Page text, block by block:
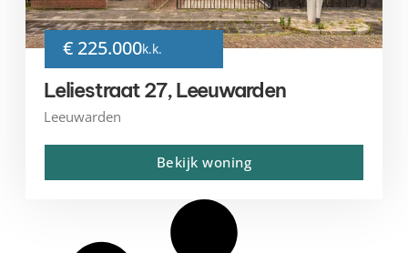
€ 225.000k.k.
Leliestraat 27, Leeuwarden
Leeuwarden
Bekijk woning